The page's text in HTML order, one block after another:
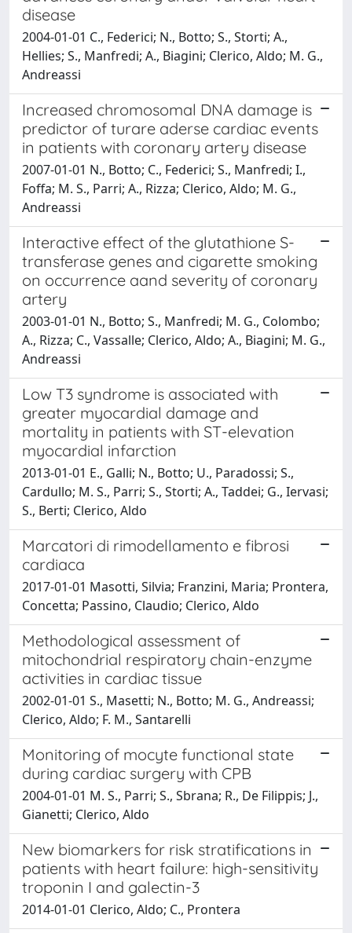
disease
2004-01-01 C., Federici; N., Botto; S., Storti; A.,
Hellies; S., Manfredi; A., Biagini; Clerico, Aldo; M. G.,
Andreassi
Increased chromosomal DNA damage is
predictor of turare aderse cardiac events
in patients with coronary artery disease
2007-01-01 N., Botto; C., Federici; S., Manfredi; I.,
Foffa; M. S., Parri; A., Rizza; Clerico, Aldo; M. G.,
Andreassi
Interactive effect of the glutathione S-
transferase genes and cigarette smoking
on occurrence aand severity of coronary
artery
2003-01-01 N., Botto; S., Manfredi; M. G., Colombo;
A., Rizza; C., Vassalle; Clerico, Aldo; A., Biagini; M. G.,
Andreassi
Low T3 syndrome is associated with
greater myocardial damage and
mortality in patients with ST-elevation
myocardial infarction
2013-01-01 E., Galli; N., Botto; U., Paradossi; S.,
Cardullo; M. S., Parri; S., Storti; A., Taddei; G., Iervasi;
S., Berti; Clerico, Aldo
Marcatori di rimodellamento e fibrosi
cardiaca
2017-01-01 Masotti, Silvia; Franzini, Maria; Prontera,
Concetta; Passino, Claudio; Clerico, Aldo
Methodological assessment of
mitochondrial respiratory chain-enzyme
activities in cardiac tissue
2002-01-01 S., Masetti; N., Botto; M. G., Andreassi;
Clerico, Aldo; F. M., Santarelli
Monitoring of mocyte functional state
during cardiac surgery with CPB
2004-01-01 M. S., Parri; S., Sbrana; R., De Filippis; J.,
Gianetti; Clerico, Aldo
New biomarkers for risk stratifications in
patients with heart failure: high-sensitivity
troponin I and galectin-3
2014-01-01 Clerico, Aldo; C., Prontera